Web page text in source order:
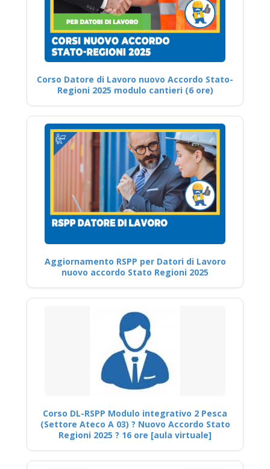
Corso Datore di Lavoro nuovo Accordo Stato-
Regioni 2025 modulo cantieri (6 ore)
Aggiornamento RSPP per Datori di Lavoro
nuovo accordo Stato Regioni 2025
Corso DL-RSPP Modulo integrativo 2 Pesca
(Settore Ateco A 03) ? Nuovo Accordo Stato
Regioni 2025 ? 16 ore [aula virtuale]